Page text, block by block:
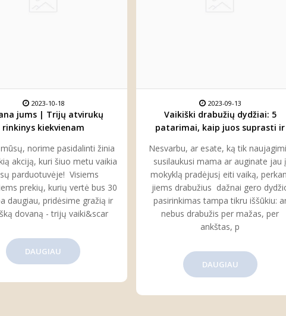
2023-10-18
jums | Trijų atvirukų
rinkinys kiekvienam
norime pasidalinti žinia
akciją, kuri šiuo metu vaikia
parduotuvėje! Visiems
prekių, kurių vertė bus 30
daugiau, pridėsime gražią ir
dovaną - trijų vaiki&scar
DAUGIAU
2023-09-13
Vaikiški drabužių dydžiai: 5
patarimai, kaip juos suprasti ir
Nesvarbu, ar esate, ką tik
susilaukusi mama ar auginate jau į
mokyklą pradėjusį eiti vaiką,
jiems drabužius dažnai gero
pasirinkimas tampa tikru iššūkiu:
nebus drabužis per mažas, per
ankštas, p
DAUGIAU